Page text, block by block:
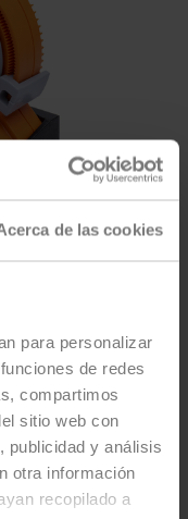
de las cookies
para personalizar
de redes
compartimos
sitio web con
publicidad y análisis
otra información
recopilado a
22 s, IP20,